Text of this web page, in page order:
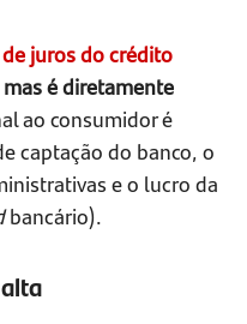
juros do crédito
é diretamente
ao consumidor é
captação do banco, o
e o lucro da
bancário).